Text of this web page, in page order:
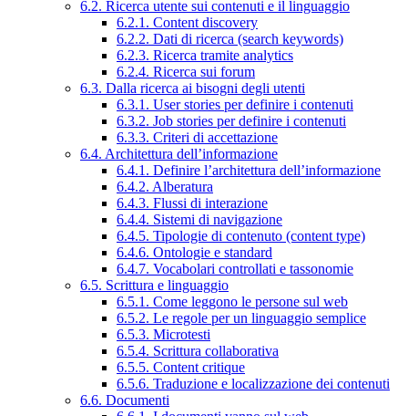
6.2. Ricerca utente sui contenuti e il linguaggio
6.2.1. Content discovery
6.2.2. Dati di ricerca (search keywords)
6.2.3. Ricerca tramite analytics
6.2.4. Ricerca sui forum
6.3. Dalla ricerca ai bisogni degli utenti
6.3.1. User stories per definire i contenuti
6.3.2. Job stories per definire i contenuti
6.3.3. Criteri di accettazione
6.4. Architettura dell’informazione
6.4.1. Definire l’architettura dell’informazione
6.4.2. Alberatura
6.4.3. Flussi di interazione
6.4.4. Sistemi di navigazione
6.4.5. Tipologie di contenuto (content type)
6.4.6. Ontologie e standard
6.4.7. Vocabolari controllati e tassonomie
6.5. Scrittura e linguaggio
6.5.1. Come leggono le persone sul web
6.5.2. Le regole per un linguaggio semplice
6.5.3. Microtesti
6.5.4. Scrittura collaborativa
6.5.5. Content critique
6.5.6. Traduzione e localizzazione dei contenuti
6.6. Documenti